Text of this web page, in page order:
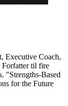
Executive Coach,
Forfatter til fire
"Strengths-Based
for the Future